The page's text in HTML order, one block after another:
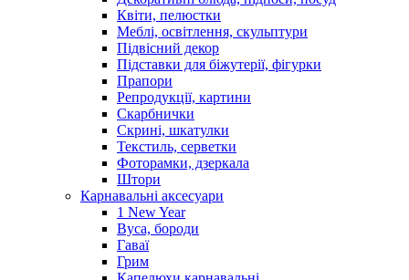
Квіти, пелюстки
Меблі, освітлення, скульптури
Підвісний декор
Підставки для біжутерії, фігурки
Прапори
Репродукції, картини
Скарбнички
Скрині, шкатулки
Текстиль, серветки
Фоторамки, дзеркала
Штори
Карнавальні аксесуари
1 New Year
Вуса, бороди
Гаваї
Грим